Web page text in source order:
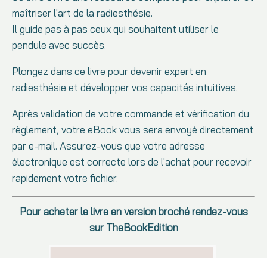
maîtriser l'art de la radiesthésie.
Il guide pas à pas ceux qui souhaitent utiliser le
pendule avec succès.
Plongez dans ce livre pour devenir expert en
radiesthésie et développer vos capacités intuitives.
Après validation de votre commande et vérification du
règlement, votre eBook vous sera envoyé directement
par e-mail. Assurez-vous que votre adresse
électronique est correcte lors de l'achat pour recevoir
rapidement votre fichier.
Pour acheter le livre en version broché rendez-vous
sur TheBookEdition